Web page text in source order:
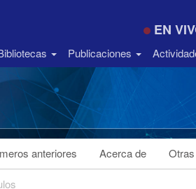
EN
Publicaciones
anteriores Acerca de